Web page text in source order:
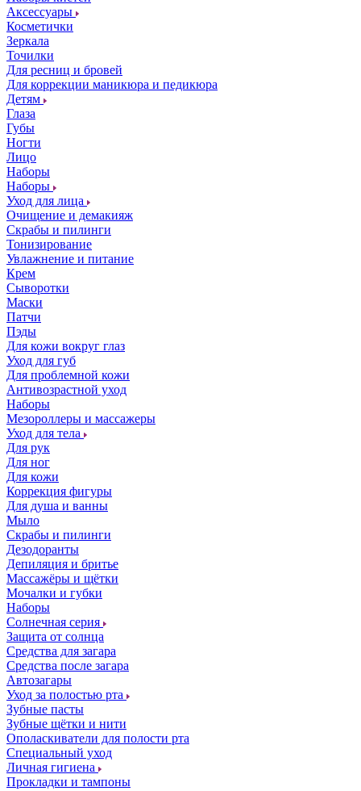
Аксессуары
Косметички
Зеркала
Точилки
Для ресниц и бровей
Для коррекции маникюра и педикюра
Детям
Глаза
Губы
Ногти
Лицо
Наборы
Наборы
Уход для лица
Очищение и демакияж
Скрабы и пилинги
Тонизирование
Увлажнение и питание
Крем
Сыворотки
Маски
Патчи
Пэды
Для кожи вокруг глаз
Уход для губ
Для проблемной кожи
Антивозрастной уход
Наборы
Мезороллеры и массажеры
Уход для тела
Для рук
Для ног
Для кожи
Коррекция фигуры
Для душа и ванны
Мыло
Скрабы и пилинги
Дезодоранты
Депиляция и бритье
Массажёры и щётки
Мочалки и губки
Наборы
Солнечная серия
Защита от солнца
Средства для загара
Средства после загара
Автозагары
Уход за полостью рта
Зубные пасты
Зубные щётки и нити
Ополаскиватели для полости рта
Специальный уход
Личная гигиена
Прокладки и тампоны